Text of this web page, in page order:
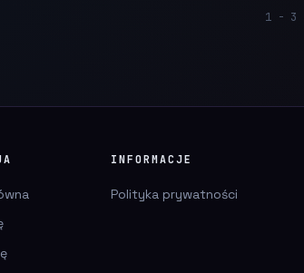
1 - 3
INFORMACJE
Polityka prywatności